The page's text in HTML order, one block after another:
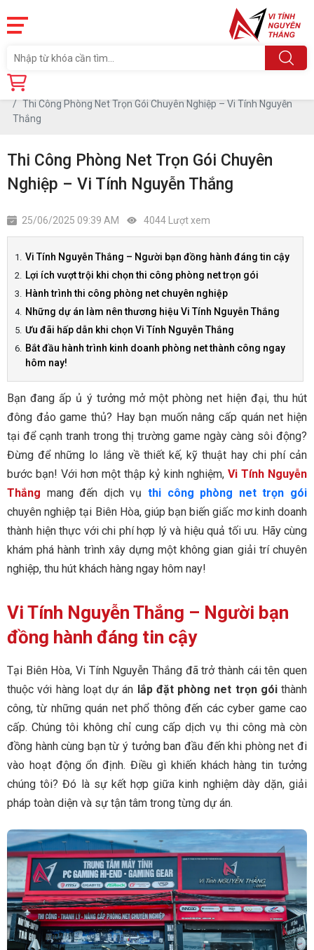
Trang chủ
Thi Công Phòng Net Trọn Gói Chuyên Nghiệp – Vi Tính Nguyễn
Thắng
Thi Công Phòng Net Trọn Gói Chuyên
Nghiệp – Vi Tính Nguyễn Thắng
25/06/2025 09:39 AM 4044 Lượt xem
Vi Tính Nguyễn Thắng – Người bạn đồng hành đáng tin cậy
Lợi ích vượt trội khi chọn thi công phòng net trọn gói
Hành trình thi công phòng net chuyên nghiệp
Những dự án làm nên thương hiệu Vi Tính Nguyễn Thắng
Ưu đãi hấp dẫn khi chọn Vi Tính Nguyễn Thắng
Bắt đầu hành trình kinh doanh phòng net thành công ngay
hôm nay!
Bạn đang ấp ủ ý tưởng mở một phòng net hiện đại, thu hút
đông đảo game thủ? Hay bạn muốn nâng cấp quán net hiện
tại để cạnh tranh trong thị trường game ngày càng sôi động?
Đừng để những lo lắng về thiết kế, kỹ thuật hay chi phí cản
bước bạn! Với hơn một thập kỷ kinh nghiệm, Vi Tính Nguyễn
Thắng mang đến dịch vụ thi công phòng net trọn gói
chuyên nghiệp tại Biên Hòa, giúp bạn biến giấc mơ kinh doanh
thành hiện thực với chi phí hợp lý và hiệu quả tối ưu. Hãy cùng
khám phá hành trình xây dựng một không gian giải trí chuyên
nghiệp, thu hút khách hàng ngay hôm nay!
Vi Tính Nguyễn Thắng – Người bạn
đồng hành đáng tin cậy
Tại Biên Hòa, Vi Tính Nguyễn Thắng đã trở thành cái tên quen
thuộc với hàng loạt dự án lắp đặt phòng net trọn góithành
công, từ những quán net phổ thông đến các cyber game cao
cấp. Chúng tôi không chỉ cung cấp dịch vụ thi công mà còn
đồng hành cùng bạn từ ý tưởng ban đầu đến khi phòng net đi
vào hoạt động ổn định. Điều gì khiến khách hàng tin tưởng
chúng tôi? Đó là sự kết hợp giữa kinh nghiệm dày dặn, giải
pháp toàn diện và sự tận tâm trong từng dự án.